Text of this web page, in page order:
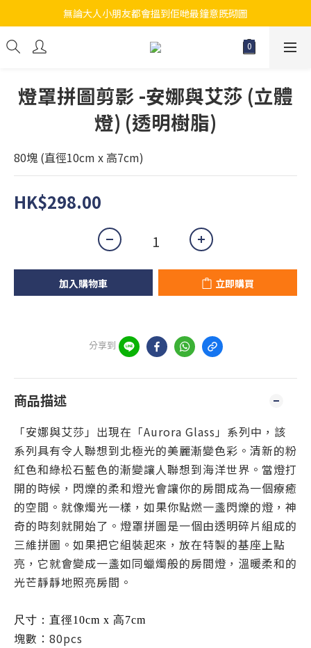
江帆天楊砌圖
無論大人小朋友都會搵到佢哋最鐘意既砌圖
江帆天楊砌圖
燈罩拼圖剪影 -安娜與艾莎 (立體
燈) (透明樹脂)
80塊 (直徑10cm x 高7cm)
HK$298.00
加入購物車 立即購買
分享到
商品描述
「安娜與艾莎」出現在「Aurora Glass」系列中，該
系列具有令人聯想到北極光的美麗漸變色彩。清新的粉
紅色和綠松石藍色的漸變讓人聯想到海洋世界。當燈打
開的時候，閃爍的柔和燈光會讓你的房間成為一個療癒
的空間。就像燭光一樣，如果你點燃一盞閃爍的燈，神
奇的時刻就開始了。燈罩拼圖是一個由透明碎片組成的
三維拼圖。如果把它組裝起來，放在特製的基座上點
亮，它就會變成一盞如同蠟燭般的房間燈，溫暖柔和的
光芒靜靜地照亮房間。
尺寸：直徑10cm x 高7cm
塊數：80pcs